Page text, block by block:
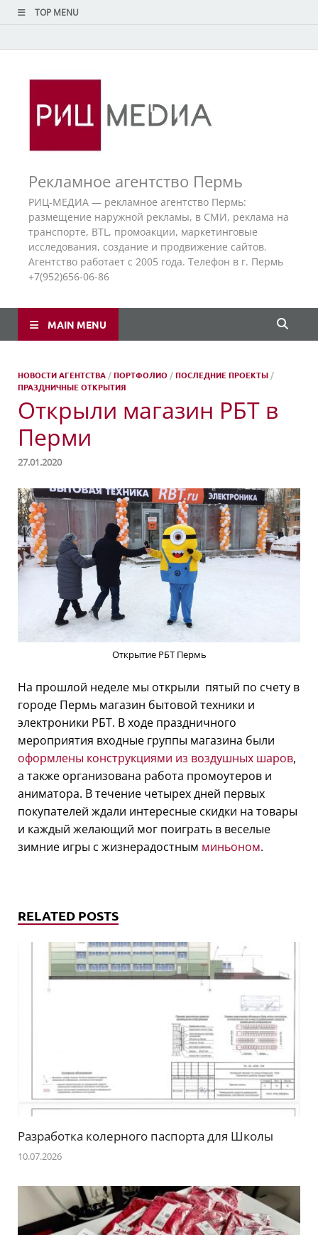
TOP MENU
Рекламное агентство Пермь
РИЦ-МЕДИА — рекламное агентство Пермь:
размещение наружной рекламы, в СМИ, реклама на
транспорте, BTL, промоакции, маркетинговые
исследования, создание и продвижение сайтов.
Агентство работает с 2005 года. Телефон в г. Пермь
+7(952)656-06-86
MAIN MENU
НОВОСТИ АГЕНТСТВА /ПОРТФОЛИО /ПОСЛЕДНИЕ ПРОЕКТЫ /
ПРАЗДНИЧНЫЕ ОТКРЫТИЯ
Открыли магазин РБТ в
Перми
27.01.2020
Открытие РБТ Пермь
На прошлой неделе мы открыли пятый по счету в
городе Пермь магазин бытовой техники и
электроники РБТ. В ходе праздничного
мероприятия входные группы магазина были
оформлены конструкциями из воздушных шаров,
а также организована работа промоутеров и
аниматора. В течение четырех дней первых
покупателей ждали интересные скидки на товары
и каждый желающий мог поиграть в веселые
зимние игры с жизнерадостным миньоном.
RELATED POSTS
Разработка колерного паспорта для Школы
10.07.2026